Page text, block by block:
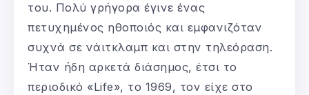
του. Πολύ γρήγορα έγινε ένας
πετυχημένος ηθοποιός και εμφανιζόταν
συχνά σε νάιτκλαμπ και στην τηλεόραση.
Ήταν ήδη αρκετά διάσημος, έτσι το
περιοδικό «Life», το 1969, τον είχε στο